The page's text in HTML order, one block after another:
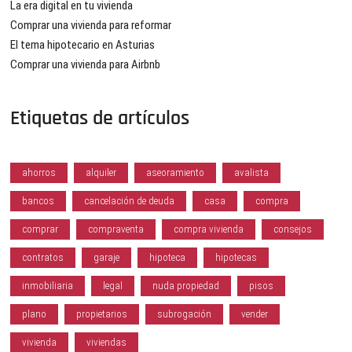
La era digital en tu vivienda
Comprar una vivienda para reformar
El tema hipotecario en Asturias
Comprar una vivienda para Airbnb
Etiquetas de artículos
ahorros alquiler aseoramiento avalista
bancos cancelación de deuda casa compra
comprar compraventa compra vivienda consejos
contratos garaje hipoteca hipotecas
inmobiliaria legal nuda propiedad pisos
plano propietarios subrogación vender
vivienda viviendas